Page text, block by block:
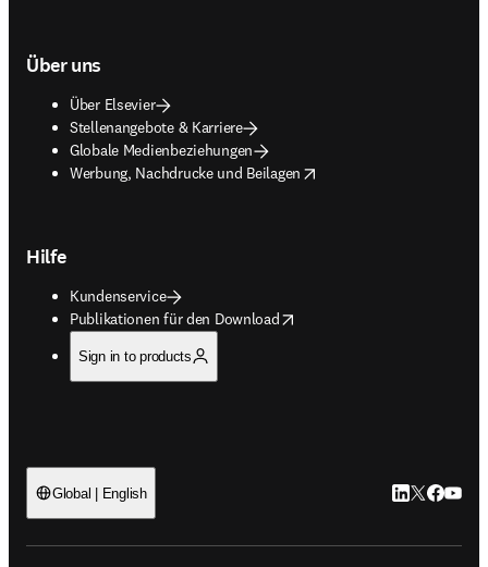
Über uns
Über Elsevier
Stellenangebote & Karriere
Globale Medienbeziehungen
Werbung, Nachdrucke und Beilagen
opens in new tab/window
Hilfe
Kundenservice
Publikationen für den Download
opens in new tab/window
Sign in to products
Global | English LinkedIn
Twitter